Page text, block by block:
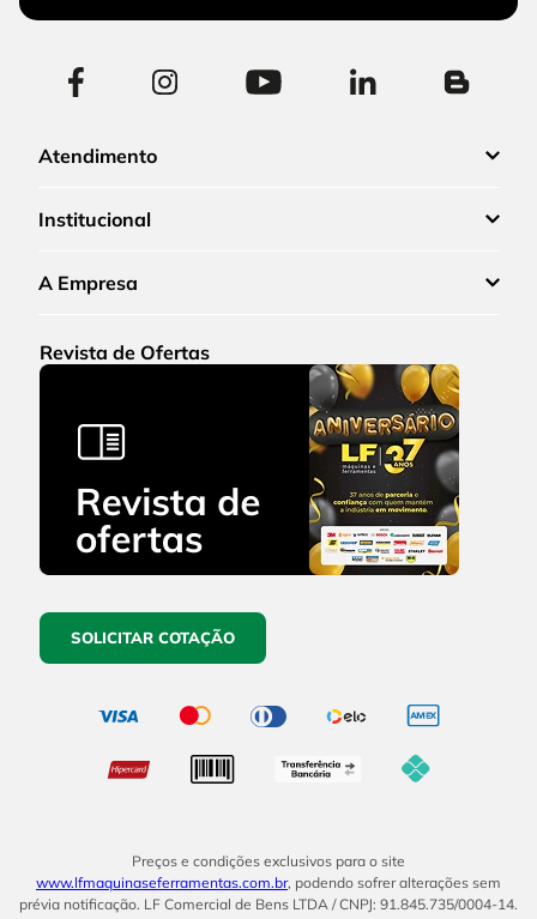
Atendimento
Institucional
A Empresa
Revista de Ofertas
SOLICITAR COTAÇÃO
Preços e condições exclusivos para o site
www.lfmaquinaseferramentas.com.br, podendo sofrer alterações sem
prévia notificação. LF Comercial de Bens LTDA / CNPJ: 91.845.735/0004-14.